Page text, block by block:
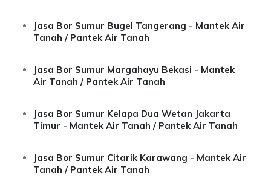
Jasa Bor Sumur Bugel Tangerang - Mantek Air
Tanah / Pantek Air Tanah
Jasa Bor Sumur Margahayu Bekasi - Mantek
Air Tanah / Pantek Air Tanah
Jasa Bor Sumur Kelapa Dua Wetan Jakarta
Timur - Mantek Air Tanah / Pantek Air Tanah
Jasa Bor Sumur Citarik Karawang - Mantek Air
Tanah / Pantek Air Tanah